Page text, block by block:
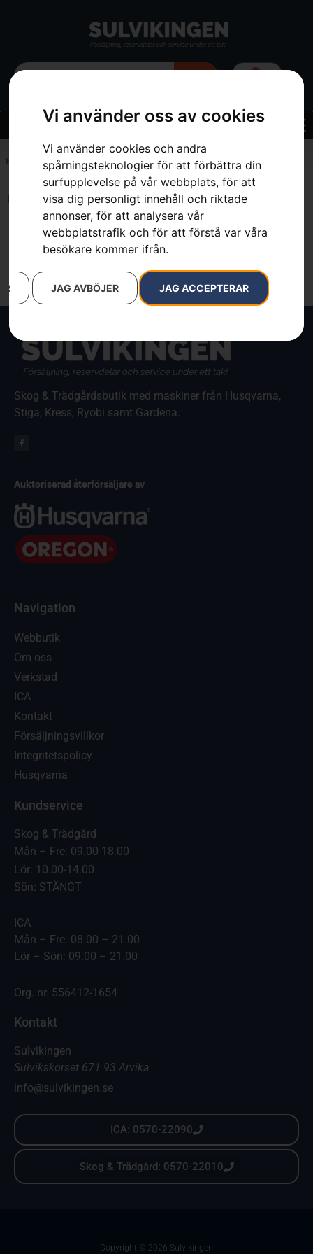
Vi använder oss av cookies
Vi använder cookies och andra
spårningsteknologier för att förbättra din
surfupplevelse på vår webbplats, för att
visa dig personligt innehåll och riktade
annonser, för att analysera vår
webbplatstrafik och för att förstå var våra
besökare kommer ifrån.
JAG ACCEPTERAR
JAG AVBÖJER
0
Hem Webbutik»Hängslen & Bälten
Inga resultat.
Skog & Trädgårdsbutik med maskiner från Husqvarna,
Stiga, Kress, Ryobi samt Gardena.
Auktoriserad återförsäljare av
Navigation
Webbutik
Om oss
Verkstad
ICA
Kontakt
Försäljningsvillkor
Integritetspolicy
Husqvarna
Kundservice
Skog & Trädgård
Mån – Fre: 09.00-18.00
Lör: 10.00-14.00
Sön: STÄNGT
ICA
Mån – Fre: 08.00 – 21.00
Lör – Sön: 09.00 – 21.00
Org. nr. 556412-1654
Kontakt
Sulvikingen
Sulvikskorset 671 93 Arvika
info@sulvikingen.se
ICA: 0570-22090
Skog & Trädgård: 0570-22010
Copyright © 2026 Sulvikingen